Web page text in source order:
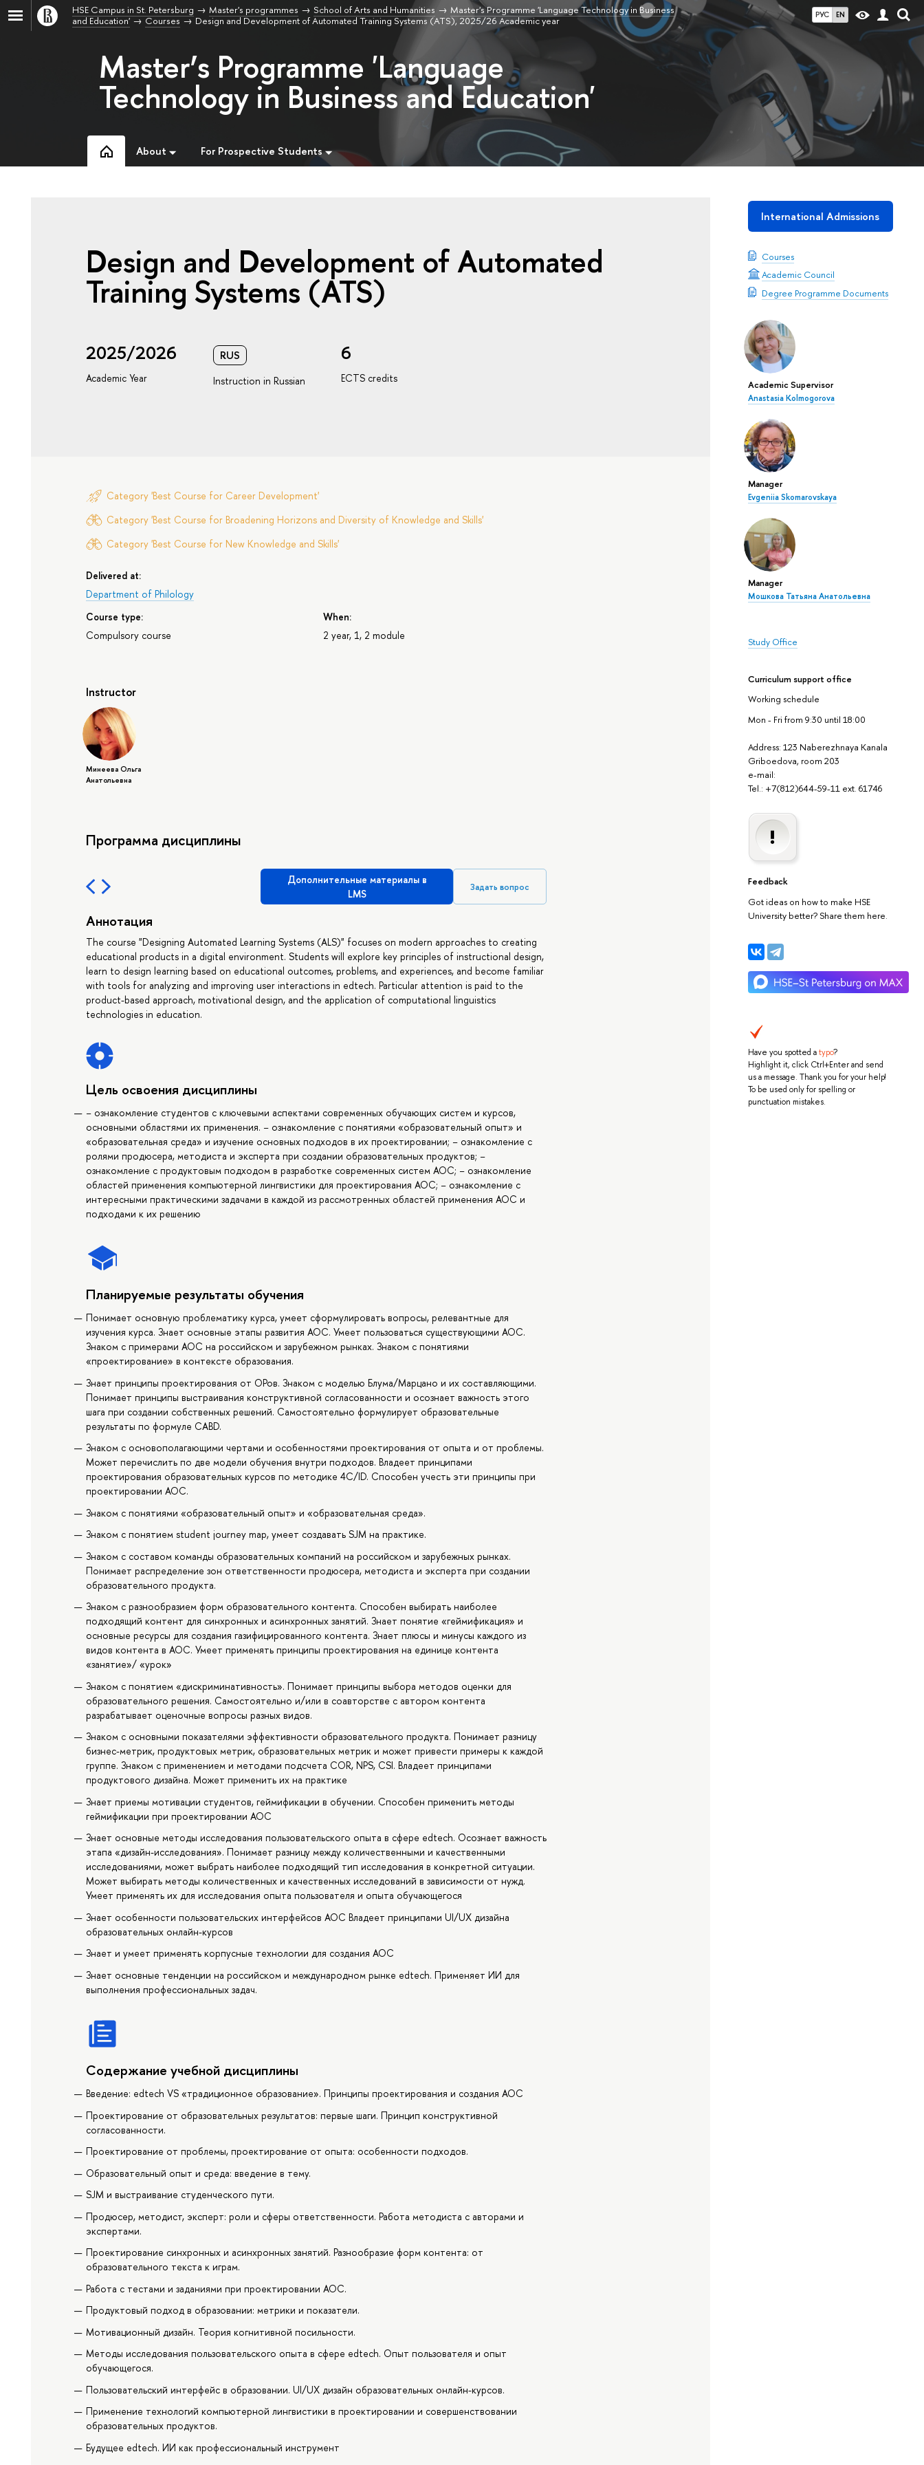
РУС EN
HSE Campus in St. Petersburg Master's programmes School of Arts and Humanities
Master's Programme 'Language Technology in Business
and Education'
Courses Design and Development of Automated Training Systems (ATS), 2025/26 Academic year
Master’s Programme 'Language
Technology in Business and Education'
About For Prospective Students
International Admissions
Courses
Academic Council
Degree Programme Documents
Academic Supervisor
Anastasia Kolmogorova
Manager
Evgeniia Skomarovskaya
Manager
Мошкова Татьяна Анатольевна
Study Office
Curriculum support office
Working schedule
Mon - Fri from 9:30 until 18:00
Address: 123 Naberezhnaya Kanala
Griboedova, room 203
e-mail:
Tel.: +7(812)644-59-11 ext. 61746
Feedback
Got ideas on how to make HSE
University better? Share them here.
Have you spotted atypo?
Highlight it, click Ctrl+Enter and send
us a message. Thank you for your help!
To be used only for spelling or
punctuation mistakes.
Design and Development of Automated
Training Systems (ATS)
2025/2026
Academic Year
RUS
Instruction in Russian
6
ECTS credits
Category 'Best Course for Career Development'
Category 'Best Course for Broadening Horizons and Diversity of Knowledge and Skills'
Category 'Best Course for New Knowledge and Skills'
Delivered at:
Department of Philology
Course type:
Compulsory course
When:
2 year, 1, 2 module
Instructor
Минеева Ольга
Анатольевна
Программа дисциплины
Дополнительные материалы в
LMS
Задать вопрос
Аннотация
The course "Designing Automated Learning Systems (ALS)" focuses on modern approaches to creating
educational products in a digital environment. Students will explore key principles of instructional design,
learn to design learning based on educational outcomes, problems, and experiences, and become familiar
with tools for analyzing and improving user interactions in edtech. Particular attention is paid to the
product-based approach, motivational design, and the application of computational linguistics
technologies in education.
Цель освоения дисциплины
− ознакомление студентов с ключевыми аспектами современных обучающих систем и курсов,
основными областями их применения. − ознакомление с понятиями «образовательный опыт» и
«образовательная среда» и изучение основных подходов в их проектировании; − ознакомление с
ролями продюсера, методиста и эксперта при создании образовательных продуктов; −
ознакомление с продуктовым подходом в разработке современных систем АОС; − ознакомление
областей применения компьютерной лингвистики для проектирования АОС; − ознакомление с
интересными практическими задачами в каждой из рассмотренных областей применения АОС и
подходами к их решению
Планируемые результаты обучения
Понимает основную проблематику курса, умеет сформулировать вопросы, релевантные для
изучения курса. Знает основные этапы развития АОС. Умеет пользоваться существующими АОС.
Знаком с примерами АОС на российском и зарубежном рынках. Знаком с понятиями
«проектирование» в контексте образования.
Знает принципы проектирования от ОРов. Знаком с моделью Блума/Марцано и их составляющими.
Понимает принципы выстраивания конструктивной согласованности и осознает важность этого
шага при создании собственных решений. Самостоятельно формулирует образовательные
результаты по формуле CABD.
Знаком с основополагающими чертами и особенностями проектирования от опыта и от проблемы.
Может перечислить по две модели обучения внутри подходов. Владеет принципами
проектирования образовательных курсов по методике 4C/ID. Способен учесть эти принципы при
проектировании АОС.
Знаком с понятиями «образовательный опыт» и «образовательная среда».
Знаком с понятием student journey map, умеет создавать SJM на практике.
Знаком с составом команды образовательных компаний на российском и зарубежных рынках.
Понимает распределение зон ответственности продюсера, методиста и эксперта при создании
образовательного продукта.
Знаком с разнообразием форм образовательного контента. Способен выбирать наиболее
подходящий контент для синхронных и асинхронных занятий. Знает понятие «геймификация» и
основные ресурсы для создания газифицированного контента. Знает плюсы и минусы каждого из
видов контента в АОС. Умеет применять принципы проектирования на единице контента
«занятие»/ «урок»
Знаком с понятием «дискриминативность». Понимает принципы выбора методов оценки для
образовательного решения. Самостоятельно и/или в соавторстве с автором контента
разрабатывает оценочные вопросы разных видов.
Знаком с основными показателями эффективности образовательного продукта. Понимает разницу
бизнес-метрик, продуктовых метрик, образовательных метрик и может привести примеры к каждой
группе. Знаком с применением и методами подсчета COR, NPS, CSI. Владеет принципами
продуктового дизайна. Может применить их на практике
Знает приемы мотивации студентов, геймификации в обучении. Способен применить методы
геймификации при проектировании АОС
Знает основные методы исследования пользовательского опыта в сфере edtech. Осознает важность
этапа «дизайн-исследования». Понимает разницу между количественными и качественными
исследованиями, может выбрать наиболее подходящий тип исследования в конкретной ситуации.
Может выбирать методы количественных и качественных исследований в зависимости от нужд.
Умеет применять их для исследования опыта пользователя и опыта обучающегося
Знает особенности пользовательских интерфейсов АОС Владеет принципами UI/UX дизайна
образовательных онлайн-курсов
Знает и умеет применять корпусные технологии для создания АОС
Знает основные тенденции на российском и международном рынке edtech. Применяет ИИ для
выполнения профессиональных задач.
Содержание учебной дисциплины
Введение: edtech VS «традиционное образование». Принципы проектирования и создания АОС
Проектирование от образовательных результатов: первые шаги. Принцип конструктивной
согласованности.
Проектирование от проблемы, проектирование от опыта: особенности подходов.
Образовательный опыт и среда: введение в тему.
SJM и выстраивание студенческого пути.
Продюсер, методист, эксперт: роли и сферы ответственности. Работа методиста с авторами и
экспертами.
Проектирование синхронных и асинхронных занятий. Разнообразие форм контента: от
образовательного текста к играм.
Работа с тестами и заданиями при проектировании АОС.
Продуктовый подход в образовании: метрики и показатели.
Мотивационный дизайн. Теория когнитивной посильности.
Методы исследования пользовательского опыта в сфере edtech. Опыт пользователя и опыт
обучающегося.
Пользовательский интерфейс в образовании. UI/UX дизайн образовательных онлайн-курсов.
Применение технологий компьютерной лингвистики в проектировании и совершенствовании
образовательных продуктов.
Будущее edtech. ИИ как профессиональный инструмент